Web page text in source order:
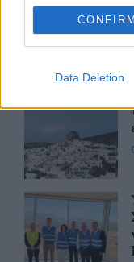
CONFIRM
Data Deletion